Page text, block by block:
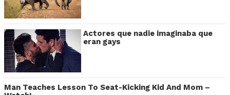
Actores que nadie imaginaba que
eran gays
Man Teaches Lesson To Seat-Kicking Kid And Mom –